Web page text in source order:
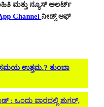
ಮತ್ತು ನ್ಯೂಸ್ ಅಲರ್ಟ್
Channel ನೀಡ್ಸ್ ಆಫ್
ಉತ್ತಮ.? ತುಂಬಾ
: ಒಂದು ವಾರದಲ್ಲಿ ಶುಗರ್,